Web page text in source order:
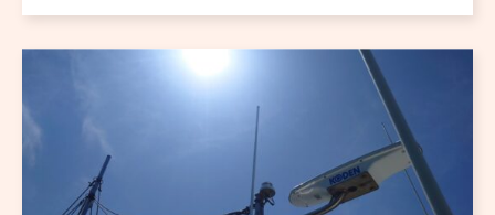
塵が発生する工場・ […]